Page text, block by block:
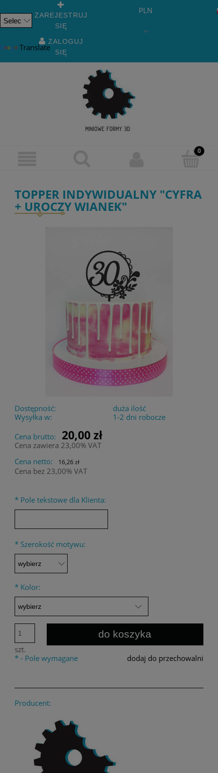
Translate
ZAREJESTRUJ
SIĘ
ZALOGUJ
SIĘ
PLN
TOPPER INDYWIDUALNY "CYFRA
+ UROCZY WIANEK"
Dostępność:
duża ilość
Wysyłka w:
1-2 dni robocze
Cena brutto:
20,00 zł
Cena zawiera 23,00% VAT
Cena netto:
16,26 zł
Cena bez 23,00% VAT
* Pole tekstowe dla Klienta:
* Szerokość motywu:
* Kolor:
szt.
do koszyka
dodaj do przechowalni
* - Pole wymagane
Producent: